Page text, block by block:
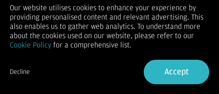
Minyak mentah adalah salah satu komoditas paling aktif
diperdagangkan di dunia. Dalam pasar global, ada dua acuan
harga utama yang digunakan, yaitu
penting dalam menentukan harga minyak global, namun
memiliki karakteristik berbeda yang memengaruhi pergerakan
Welcome to Dupoin.
Trade with a Trusted Broker
Sign in
Our website utilises cookies to enhance your experience by
providing personalised content and relevant advertising. This
also enables us to gather web analytics. To understand more
about the cookies used on our website, please refer to our
Cookie Policy for a comprehensive list.
Decline Accept